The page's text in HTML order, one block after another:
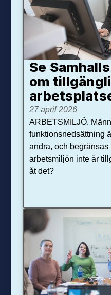
Se
om
27 april 2026
ARBETSMILJÖ.
funktionsnedsättning
andra, och
arbetsmiljön inte är
åt det?